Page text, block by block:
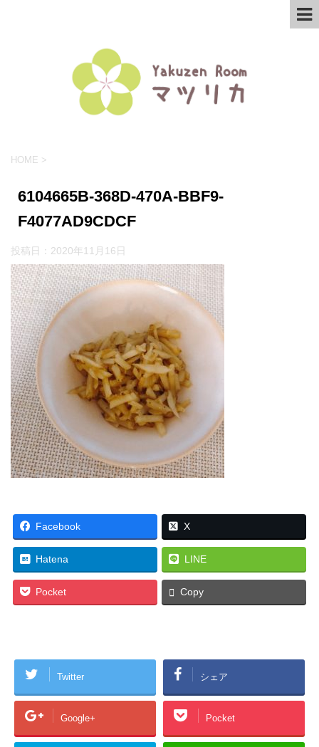
HOME >
6104665B-368D-470A-BBF9-
F4077AD9CDCF
投稿日： 2020年11月16日
Facebook X
Hatena LINE
Pocket Copy
Twitter シェア
Google+ Pocket